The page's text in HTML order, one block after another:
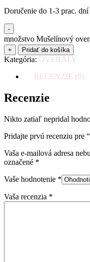
Doručenie do 1-3 prac. dní
-
množstvo Mušelínový
+ Pridať do košíka
Kategória: OVERALY
RECENZIE (0)
Recenzie
Nikto zatiaľ nepridal
Pridajte prvú recenziu pre
Vaša e-mailová adresa
označené *
Vaše hodnotenie *
Vaša recenzia *